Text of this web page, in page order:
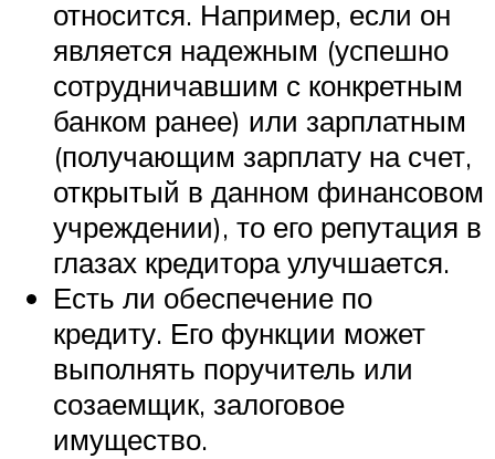
относится. Например, если он
является надежным (успешно
сотрудничавшим с конкретным
банком ранее) или зарплатным
(получающим зарплату на счет,
открытый в данном финансовом
учреждении), то его репутация в
глазах кредитора улучшается.
Есть ли обеспечение по
кредиту. Его функции может
выполнять поручитель или
созаемщик, залоговое
имущество.